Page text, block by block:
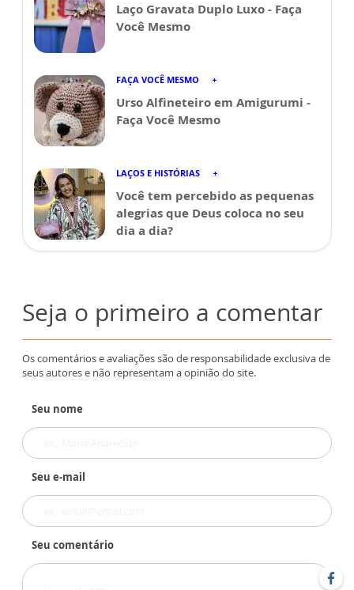
Laço Gravata Duplo Luxo - Faça
Você Mesmo
FAÇA VOCÊ MESMO
Urso Alfineteiro em Amigurumi -
Faça Você Mesmo
LAÇOS E HISTÓRIAS
Você tem percebido as pequenas
alegrias que Deus coloca no seu
dia a dia?
Seja o primeiro a comentar
Os comentários e avaliações são de responsabilidade exclusiva de
seus autores e não representam a opinião do site.
Seu nome
Seu e-mail
Seu comentário